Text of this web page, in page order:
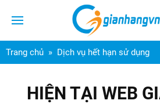
Trang chủ Dịch vụ hết hạn sử dụng
HIỆN TẠI WEB